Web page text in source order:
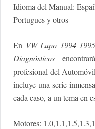
Idioma del Manual:
Portugues y otros
En VW Lupo 1994
Diagnósticos
profesional del
incluye una serie
cada caso, a un tema en
Motores: